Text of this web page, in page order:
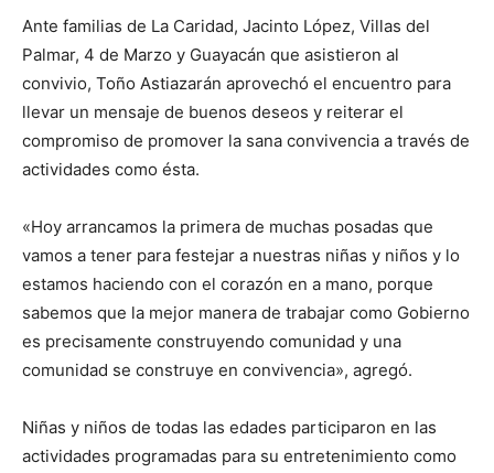
Ante familias de La Caridad, Jacinto López, Villas del
Palmar, 4 de Marzo y Guayacán que asistieron al
convivio, Toño Astiazarán aprovechó el encuentro para
llevar un mensaje de buenos deseos y reiterar el
compromiso de promover la sana convivencia a través de
actividades como ésta.
«Hoy arrancamos la primera de muchas posadas que
vamos a tener para festejar a nuestras niñas y niños y lo
estamos haciendo con el corazón en a mano, porque
sabemos que la mejor manera de trabajar como Gobierno
es precisamente construyendo comunidad y una
comunidad se construye en convivencia», agregó.
Niñas y niños de todas las edades participaron en las
actividades programadas para su entretenimiento como